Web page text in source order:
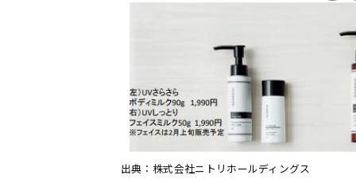
出典：株式会社ニトリホールディングス